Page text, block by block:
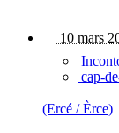
10 mars
cap-
(Ercé / Èrce)